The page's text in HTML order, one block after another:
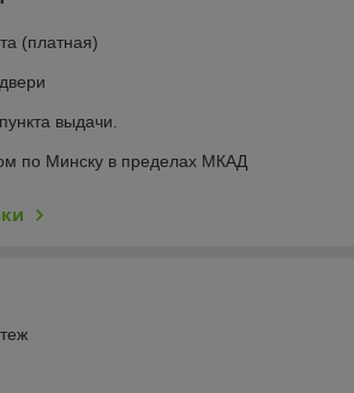
(платная)
выдачи.
по Минску в пределах МКАД